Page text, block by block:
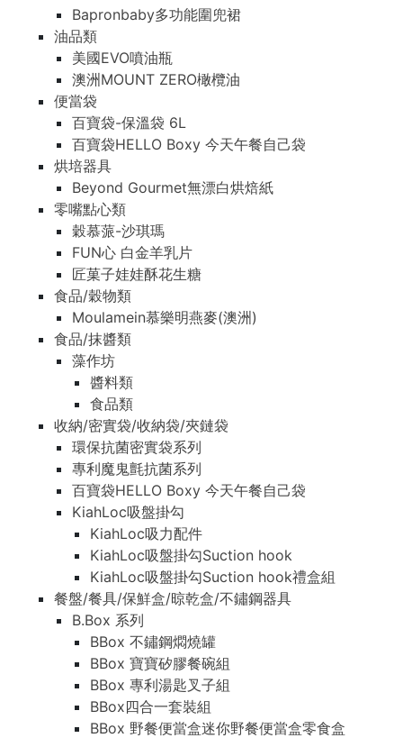
Bapronbaby多功能圍兜裙
油品類
美國EVO噴油瓶
澳洲MOUNT ZERO橄欖油
便當袋
百寶袋-保溫袋 6L
百寶袋HELLO Boxy 今天午餐自己袋
烘培器具
Beyond Gourmet無漂白烘焙紙
零嘴點心類
穀慕蒎-沙琪瑪
FUN心 白金羊乳片
匠菓子娃娃酥花生糖
食品/穀物類
Moulamein慕樂明燕麥(澳洲)
食品/抹醬類
藻作坊
醬料類
食品類
收納/密實袋/收納袋/夾鏈袋
環保抗菌密實袋系列
專利魔鬼氈抗菌系列
百寶袋HELLO Boxy 今天午餐自己袋
KiahLoc吸盤掛勾
KiahLoc吸力配件
KiahLoc吸盤掛勾Suction hook
KiahLoc吸盤掛勾Suction hook禮盒組
餐盤/餐具/保鮮盒/晾乾盒/不鏽鋼器具
B.Box 系列
BBox 不鏽鋼燜燒罐
BBox 寶寶矽膠餐碗組
BBox 專利湯匙叉子組
BBox四合一套裝組
BBox 野餐便當盒迷你野餐便當盒零食盒